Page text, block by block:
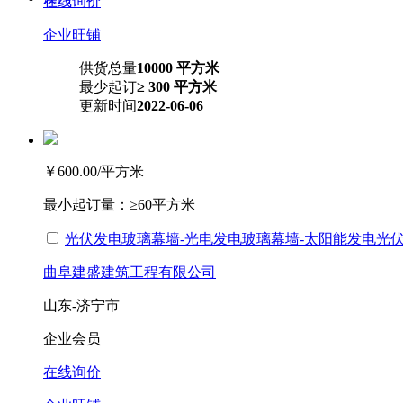
企业旺铺
供货总量10000 平方米
最少起订≥ 300 平方米
更新时间2022-06-06
￥600.00/平方米
最小起订量： ≥60平方米
光伏发电玻璃幕墙-光电发电玻璃幕墙-太阳能发电光
曲阜建盛建筑工程有限公司
山东-济宁市
企业会员
在线询价